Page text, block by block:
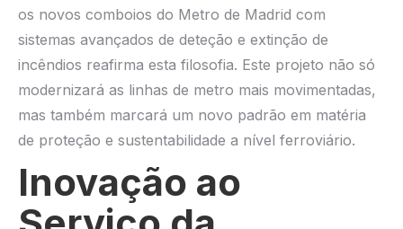
os novos comboios do Metro de Madrid com
sistemas avançados de deteção e extinção de
incêndios reafirma esta filosofia. Este projeto não só
modernizará as linhas de metro mais movimentadas,
mas também marcará um novo padrão em matéria
de proteção e sustentabilidade a nível ferroviário.
Inovação ao